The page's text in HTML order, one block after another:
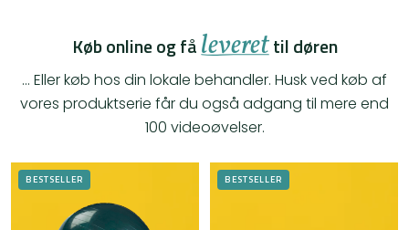
Køb online og fåleverettil døren
… Eller køb hos din lokale behandler. Husk ved køb af
vores produktserie får du også adgang til mere end
100 videoøvelser.
BESTSELLER BESTSELLER